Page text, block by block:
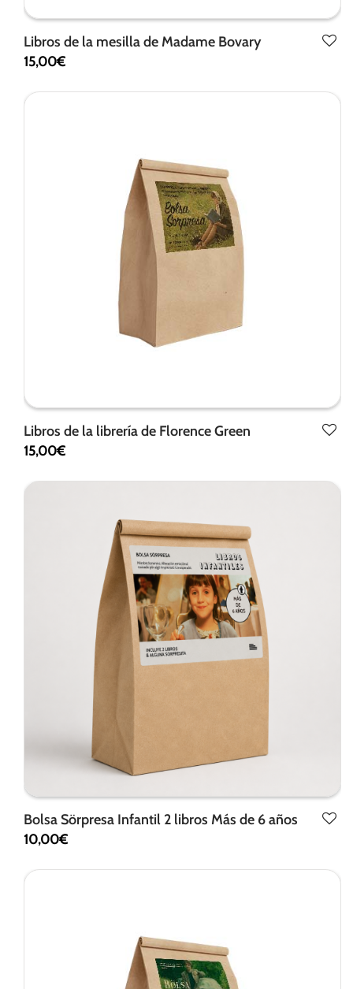
Libros de la mesilla de Madame Bovary
15,00€
Libros de la librería de Florence Green
15,00€
Bolsa Sörpresa Infantil 2 libros Más de 6 años
10,00€